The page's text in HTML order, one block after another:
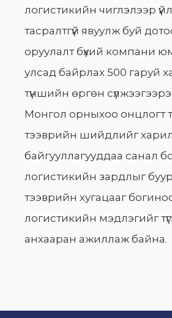
логистикийн чиглэлээр
тасралтгүй явуулж буй
оруулалт бүхий компани
улсад байрлах 500 гаруй
түншийн өргөн
Монгол орныхоо онцлогт
тээврийн шийдлийг
байгууллагууддаа санал
логистикийн зардлыг
тээврийн хугацааг
логистикийн мэдлэгийг
анхааран ажиллаж байна.